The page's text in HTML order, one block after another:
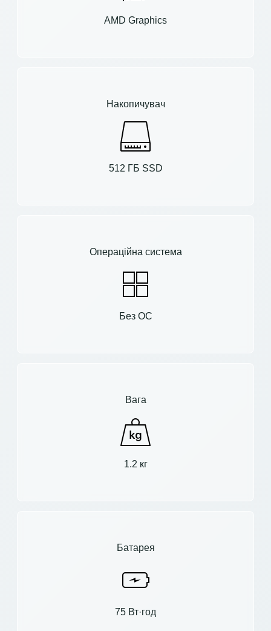
AMD Graphics
Накопичувач
512 ГБ SSD
Операційна система
Без ОС
Вага
1.2 кг
Батарея
75 Вт·год